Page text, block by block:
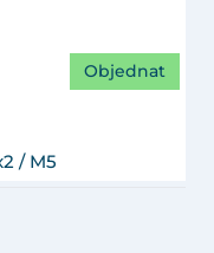
/ M5
Objednat